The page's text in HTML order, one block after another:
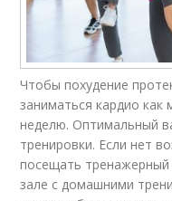
Чтобы похудение
заниматься кардио
неделю. Оптимальный
тренировки. Если нет
посещать
зале с домашними